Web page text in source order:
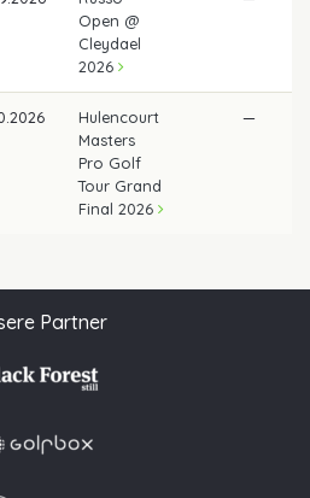
Open @
Cleydael
2026
Hulencourt
Masters
Pro Golf
Tour Grand
Final 2026
—
Partner